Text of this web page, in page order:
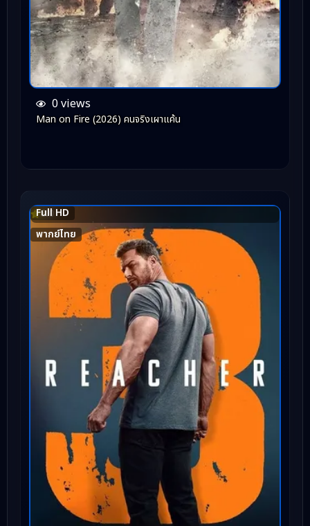
0 views
Man on Fire (2026) คนจริงเผาแค้น
Full HD
พากย์ไทย
8.0